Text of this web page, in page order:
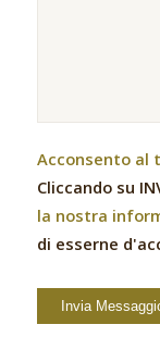
Acconsento al
Cliccando su
la nostra
di esserne